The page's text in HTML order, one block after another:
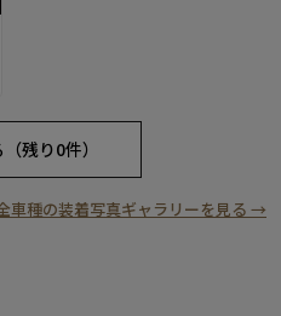
残り0件）
車種の装着写真ギャラリーを見る →